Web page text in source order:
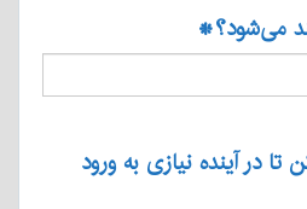
می‌شود؟*
در آینده نیازی به ورود